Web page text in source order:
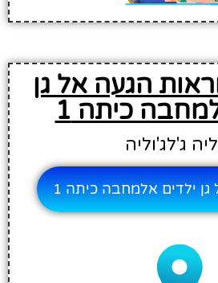
הגעה אל גן
כיתה 1
ג'לג'וליה
גן ילדים אלמחבה כיתה 1